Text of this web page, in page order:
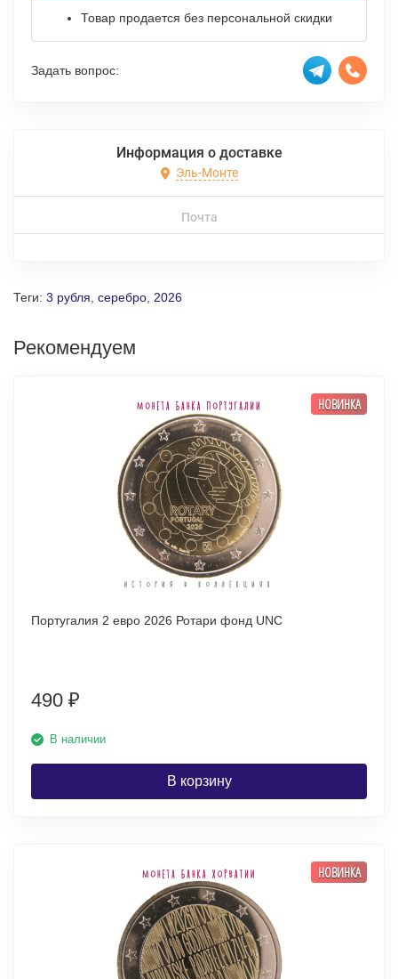
Товар продается без персональной скидки
Задать вопрос:
Информация о доставке
Эль-Монте
Почта
Теги: 3 рубля серебро 2026
Рекомендуем
НОВИНКА
Португалия 2 евро 2026 Ротари фонд UNC
490 ₽
В наличии
В корзину
НОВИНКА